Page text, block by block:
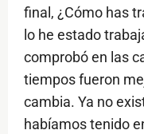
final, ¿Cómo has
lo he estado
comprobó en las
tiempos fueron
cambia. Ya no
habíamos tenido